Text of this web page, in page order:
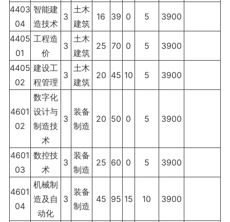
4403
04
智能建
造技术
3
土木
建筑
16 39 0 5 3900
4405
01
工程造
价
3
土木
建筑
25 70 0 5 3900
4405
02
建设工
程管理
3
土木
建筑
20 45 10 5 3900
4601
02
数字化
设计与
制造技
术
3
装备
制造
20 50 0 5 3900
4601
03
数控技
术
3
装备
制造
25 60 0 5 3900
4601
04
机械制
造及自
动化
3
装备
制造
45 95 15 10 3900